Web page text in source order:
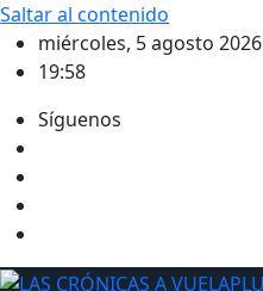
Saltar al contenido
miércoles, 5 agosto 2026
19:58
Síguenos